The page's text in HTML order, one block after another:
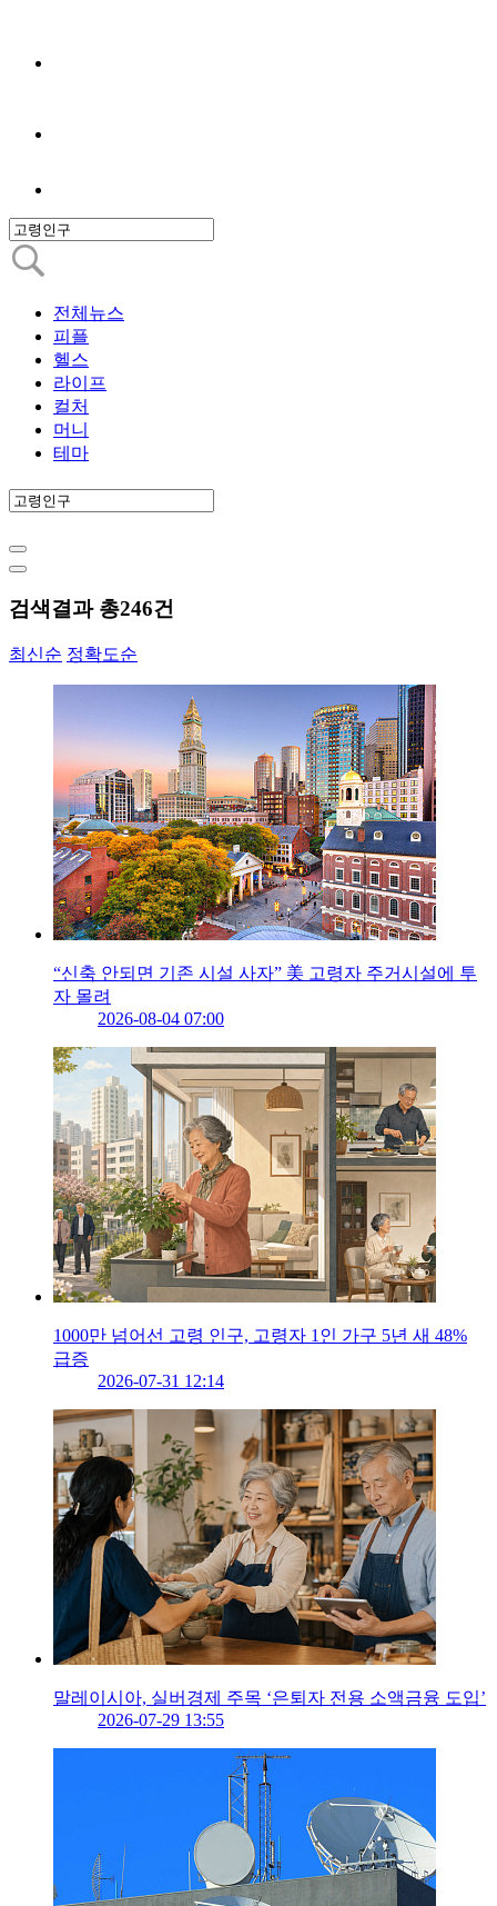
전체뉴스
피플
헬스
라이프
컬처
머니
테마
검색결과 총246건
최신순 정확도순
“신축 안되면 기존 시설 사자” 美 고령자 주거시설에 투
자 몰려
2026-08-04 07:00
1000만 넘어선 고령 인구, 고령자 1인 가구 5년 새 48%
급증
2026-07-31 12:14
말레이시아, 실버경제 주목 ‘은퇴자 전용 소액금융 도입’
2026-07-29 13:55